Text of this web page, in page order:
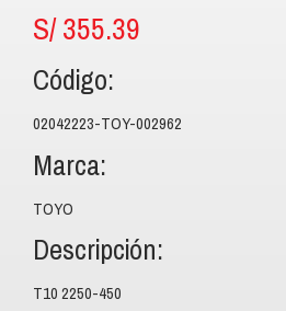
S/355.39
Código:
02042223-TOY-002962
Marca:
TOYO
Descripción:
T10 2250-450